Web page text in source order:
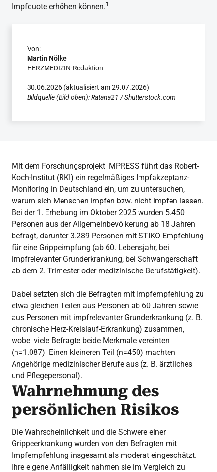
Impfquote erhöhen können.1
Von:
Martin Nölke
HERZMEDIZIN-Redaktion
30.06.2026 (aktualisiert am 29.07.2026)
Bildquelle (Bild oben): Ratana21 / Shutterstock.com
Mit dem Forschungsprojekt IMPRESS führt das Robert-
Koch-Institut (RKI) ein regelmäßiges Impfakzeptanz-
Monitoring in Deutschland ein, um zu untersuchen,
warum sich Menschen impfen bzw. nicht impfen lassen.
Bei der 1. Erhebung im Oktober 2025 wurden 5.450
Personen aus der Allgemeinbevölkerung ab 18 Jahren
befragt, darunter 3.289 Personen mit STIKO-Empfehlung
für eine Grippeimpfung (ab 60. Lebensjahr, bei
impfrelevanter Grunderkrankung, bei Schwangerschaft
ab dem 2. Trimester oder medizinische Berufstätigkeit).
Dabei setzten sich die Befragten mit Impfempfehlung zu
etwa gleichen Teilen aus Personen ab 60 Jahren sowie
aus Personen mit impfrelevanter Grunderkrankung (z. B.
chronische Herz-Kreislauf-Erkrankung) zusammen,
wobei viele Befragte beide Merkmale vereinten
(n=1.087). Einen kleineren Teil (n=450) machten
Angehörige medizinischer Berufe aus (z. B. ärztliches
und Pflegepersonal).
Wahrnehmung des
persönlichen Risikos
Die Wahrscheinlichkeit und die Schwere einer
Grippeerkrankung wurden von den Befragten mit
Impfempfehlung insgesamt als moderat eingeschätzt.
Ihre eigene Anfälligkeit nahmen sie im Vergleich zu